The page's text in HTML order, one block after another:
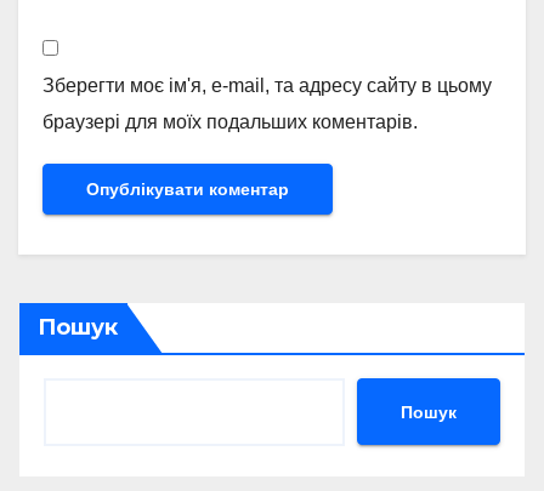
Зберегти моє ім'я, e-mail, та адресу сайту в цьому
браузері для моїх подальших коментарів.
Пошук
Пошук